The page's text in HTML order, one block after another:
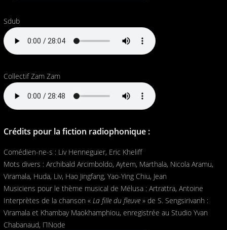
Sdub
Collectif Zam Zam
Crédits pour la fiction radiophonique :
Comédien-ne-s : Liv Henneguier, Eric Kheliff
Mots divers : Archibald Arcimboldo, Aytem, Marthala, Nicola Aramu,
Viramala, Huda, Liv, Hao Jingfang, Yao-Ying Chiu, Jean
Musiciens pour le thème musical de Mélusa : Artrattra, Antoine
Interprètes de la chanson « La fille du fleuve » de S. Sengsirivanh :
Viramala et Khambay Maokhamphiou, enregistrée au Studio Yvan
Chabanaud, ΠNode